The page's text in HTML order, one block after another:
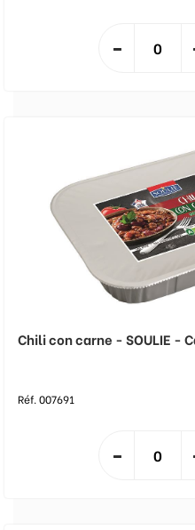
Chili con carne - SOULIE -
Réf. 007691